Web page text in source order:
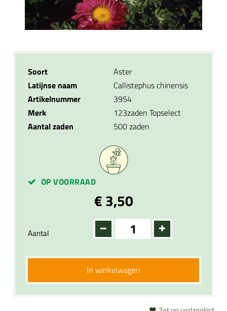
Soort
Aster
Latijnse naam
Callistephus chinensis
Artikelnummer
3954
Merk
123zaden Topselect
Aantal zaden
500 zaden
OP VOORRAAD
€ 3,50
Aantal
In winkelwagen